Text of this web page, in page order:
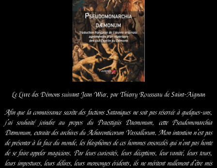
Le Livre des Démons suivant Jean Wier, par Thierry Rousseau de Saint-Aignan
Afin que la connaissance secrète des factions Sataniques ne soit pas réservée à quelques-uns,
j’ai souhaité joindre au propos du Praestigiis Daemonum, cette Pseudomonarchia
Dæmonum, extraite des archives du Acharonticorum Vassallorum. Mon intention n’est pas
de présenter à la face du monde, les blasphèmes de ces hommes ensorcelés qui n’ont pas honte
de se faire appeler magiciens. Par leurs curiosités, leurs déceptions, leur vanité, leurs tours,
leurs impostures, leurs délires, leurs mensonges évidents, ils ne méritent nullement d’être mis